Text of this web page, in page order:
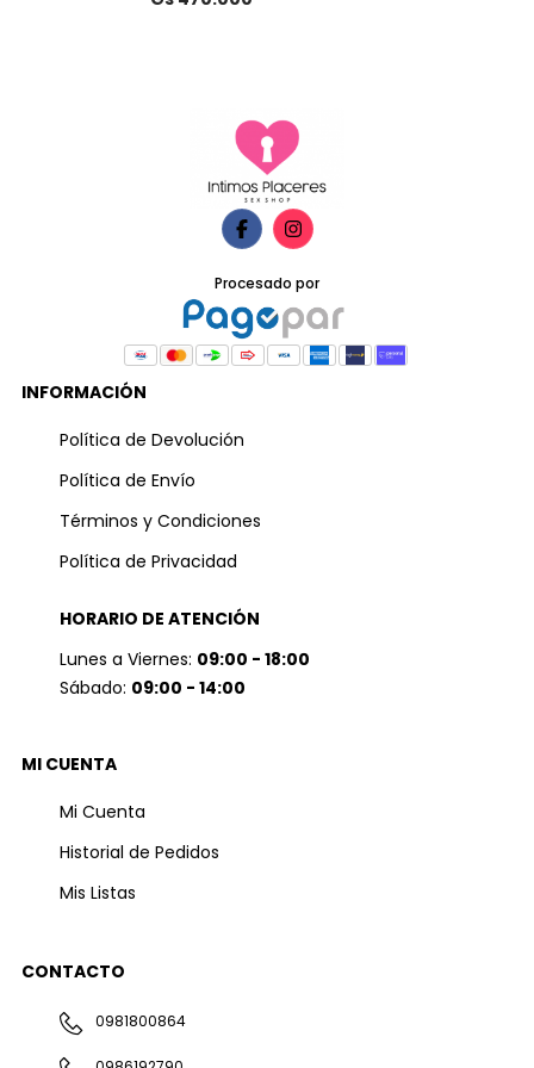
Procesado por
INFORMACIÓN
Política de Devolución
Política de Envío
Términos y Condiciones
Política de Privacidad
HORARIO DE ATENCIÓN
Lunes a Viernes: 09:00 - 18:00
Sábado: 09:00 - 14:00
MI CUENTA
Mi Cuenta
Historial de Pedidos
Mis Listas
CONTACTO
0981800864